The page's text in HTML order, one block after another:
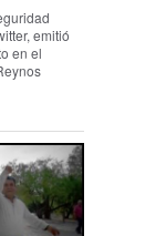
emitió
en el